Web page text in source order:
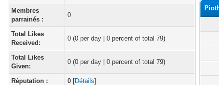
Membres
parrainés :
0
Total Likes
Received:
0 (0 per day | 0 percent of total 79)
Total Likes
Given:
0 (0 per day | 0 percent of total 79)
Réputation : 0 [Détails]